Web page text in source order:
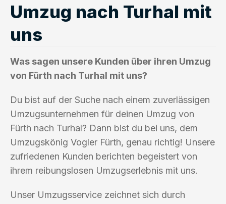
Umzug nach Turhal mit
uns
Was sagen unsere Kunden über ihren Umzug
von Fürth nach Turhal mit uns?
Du bist auf der Suche nach einem zuverlässigen
Umzugsunternehmen für deinen Umzug von
Fürth nach Turhal? Dann bist du bei uns, dem
Umzugskönig Vogler Fürth, genau richtig! Unsere
zufriedenen Kunden berichten begeistert von
ihrem reibungslosen Umzugserlebnis mit uns.
Unser Umzugsservice zeichnet sich durch